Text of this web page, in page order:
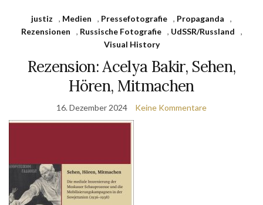
justiz , Medien , Pressefotografie , Propaganda
,
Rezensionen
, Russische Fotografie , UdSSR/Russland
,
Visual History
Rezension: Acelya Bakir, Sehen,
Hören, Mitmachen
16. Dezember 2024 Keine Kommentare